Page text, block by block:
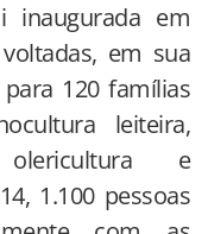
inaugurada em
em sua
120 famílias
leiteira,
olericultura e
1.100 pessoas